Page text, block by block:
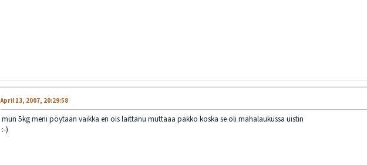
April 13, 2007, 20:29:58
mun 5kg meni pöytään vaikka en ois laittanu muttaaa pakko koska se oli mahalaukussa uistin
:-)